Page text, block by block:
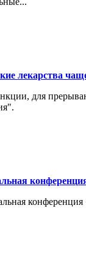
лекарства
для